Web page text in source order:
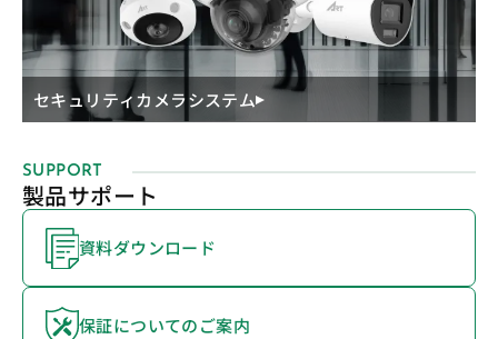
セキュリティカメラシステム
SUPPORT
製品サポート
資料ダウンロード
保証についてのご案内